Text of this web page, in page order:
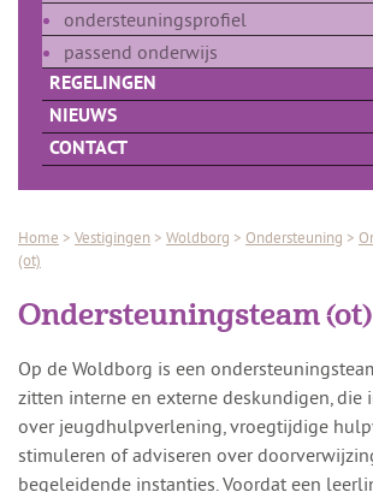
ondersteuningsprofiel
passend onderwijs
REGELINGEN
NIEUWS
CONTACT
Home > Vestigingen > Woldborg > Ondersteuning >
(ot)
Ondersteuningsteam (ot)
Op de Woldborg is een
zitten interne en externe deskundigen, die
over jeugdhulpverlening, vroegtijdige
stimuleren of adviseren over
begeleidende instanties. Voordat een